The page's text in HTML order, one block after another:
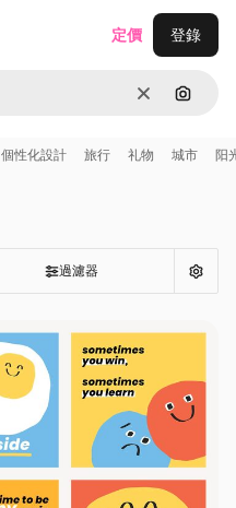
清除 通過圖
定價 登錄
個性化設計 旅行 礼物 城市 阳
過濾器